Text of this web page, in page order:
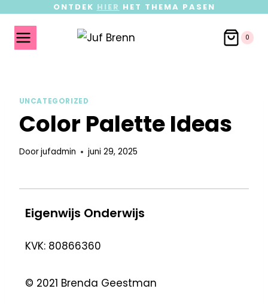
ONTDEK HIER HET THEMA PASEN
0
UNCATEGORIZED
Color Palette Ideas
Doorjufadmin juni 29, 2025
Eigenwijs Onderwijs
KVK: 80866360
© 2021 Brenda Geestman